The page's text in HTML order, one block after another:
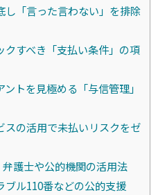
し「言った言わない」を排除
すべき「支払い条件」の項
トを見極める「与信管理」
の活用で未払いリスクをゼ
護士や公的機関の活用法
ブル110番などの公的支援